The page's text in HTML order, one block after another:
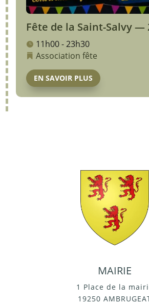
Fête de la Saint-Salvy —
11h00 - 23h30
Association fête
EN SAVOIR PLUS
MAIRIE
1 Place de la
19250